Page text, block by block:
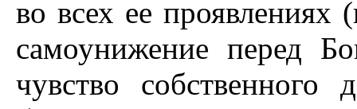
во всех ее проявлениях
самоунижение перед
чувство